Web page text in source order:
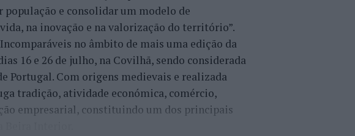
e consolidar um modelo de
na inovação e na valorização do território”.
no âmbito de mais uma edição da
16 e 26 de julho, na Covilhã, sendo considerada
Portugal. Com origens medievais e realizada
tradição, atividade económica, comércio,
empresarial, constituindo um dos principais